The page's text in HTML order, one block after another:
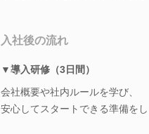
入社後の流れ
▼導入研修（3日間）
会社概要や社内ルールを学び、
安心してスタートできる準備をし